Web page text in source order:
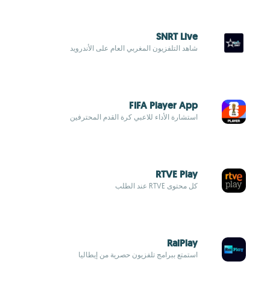
SNRT Live
شاهد التلفزيون المغربي العام على الأندرويد
FIFA Player App
استشارة الأداء للاعبي كرة القدم المحترفين
RTVE Play
كل محتوى RTVE عند الطلب
RaiPlay
استمتع ببرامج تلفزيون حصرية من إيطاليا